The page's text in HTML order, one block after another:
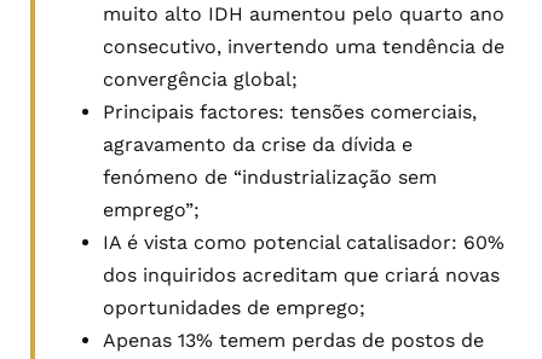
muito alto IDH aumentou pelo quarto ano
consecutivo, invertendo uma tendência de
convergência global;
Principais factores: tensões comerciais,
agravamento da crise da dívida e
fenómeno de “industrialização sem
emprego”;
IA é vista como potencial catalisador: 60%
dos inquiridos acreditam que criará novas
oportunidades de emprego;
Apenas 13% temem perdas de postos de